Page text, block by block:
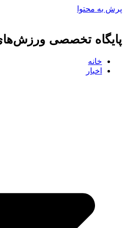
پرش به محتوا
پایگاه تخصصی
خانه
اخبار